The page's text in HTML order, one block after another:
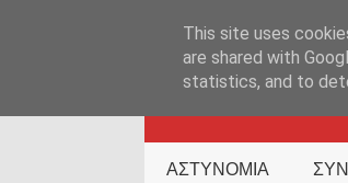
ΑΣΤΥΝΟΜΙΑ
This site uses
are shared with
statistics, and to